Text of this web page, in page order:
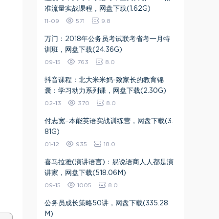
准流量实战课程​，网盘下载(1.62G)
11-09 571 9.8
万门：2018年公务员考试联考省考一月特
训班，网盘下载(24.36G)
09-15 763 8.0
抖音课程：北大米米妈-致家长的教育锦
囊：学习动力系列课，网盘下载(2.30G)
02-13 370 8.0
付志宽–本能英语实战训练营，网盘下载(3.
81G)
01-12 935 18.0
喜马拉雅(演讲语言)：易说语商人人都是演
讲家，网盘下载(518.06M)
09-15 1005 8.0
公务员成长策略50讲，网盘下载(335.28
M)